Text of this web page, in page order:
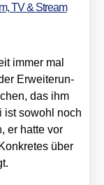
TV & Stream
immer mal
Erwei­te­run­
das ihm
ist sowohl noch
er hat­te vor
über